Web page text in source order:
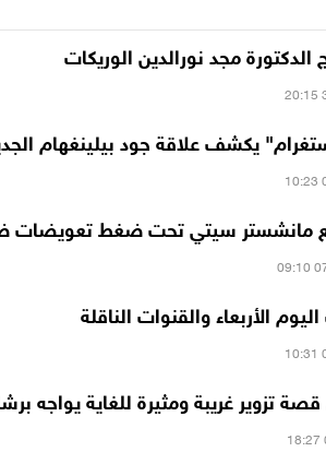
مجد نورالدين الوريكات
يكشف علاقة جود بيلينغهام
الأربعاء والقنوات الناقلة
تزوير غريبة ومثيرة للغاية يواجه